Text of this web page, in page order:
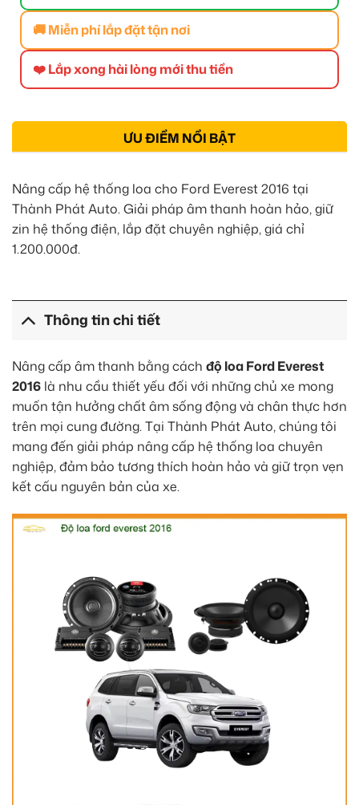
🚚 Miễn phí lắp đặt tận nơi
❤️ Lắp xong hài lòng mới thu tiền
ƯU ĐIỂM NỔI BẬT
Nâng cấp hệ thống loa cho Ford Everest 2016 tại
Thành Phát Auto. Giải pháp âm thanh hoàn hảo, giữ
zin hệ thống điện, lắp đặt chuyên nghiệp, giá chỉ
1.200.000đ.
Thông tin chi tiết
Nâng cấp âm thanh bằng cách độ loa Ford Everest
2016 là nhu cầu thiết yếu đối với những chủ xe mong
muốn tận hưởng chất âm sống động và chân thực hơn
trên mọi cung đường. Tại Thành Phát Auto, chúng tôi
mang đến giải pháp nâng cấp hệ thống loa chuyên
nghiệp, đảm bảo tương thích hoàn hảo và giữ trọn vẹn
kết cấu nguyên bản của xe.